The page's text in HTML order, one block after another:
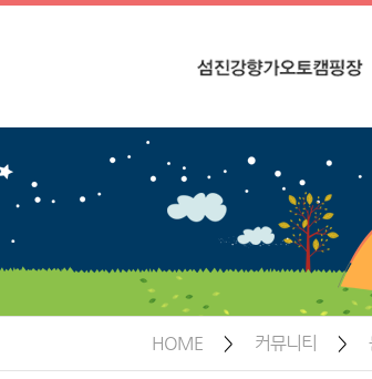
묻고 답하기
친절한 상담과 안내
HOME > 커뮤니티 >